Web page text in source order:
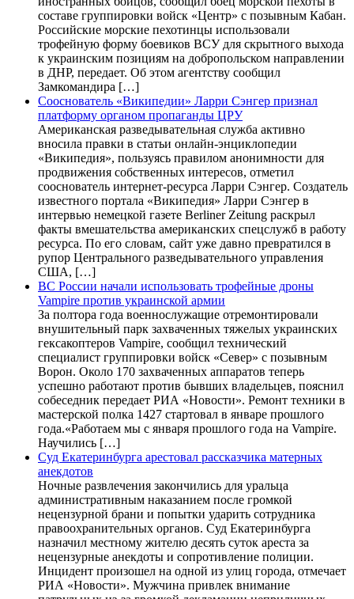
составе группировки войск «Центр» с позывным Кабан.
Российские морские пехотинцы использовали
трофейную форму боевиков ВСУ для скрытного выхода
к украинским позициям на добропольском направлении
в ДНР, передает. Об этом агентству сообщил
Замкомандира […]
Сооснователь «Википедии» Ларри Сэнгер признал
платформу органом пропаганды ЦРУ
Американская разведывательная служба активно
вносила правки в статьи онлайн-энциклопедии
«Википедия», пользуясь правилом анонимности для
продвижения собственных интересов, отметил
сооснователь интернет-ресурса Ларри Сэнгер. Создатель
известного портала «Википедия» Ларри Сэнгер в
интервью немецкой газете Berliner Zeitung раскрыл
факты вмешательства американских спецслужб в работу
ресурса. По его словам, сайт уже давно превратился в
рупор Центрального разведывательного управления
США, […]
ВС России начали использовать трофейные дроны
Vampire против украинской армии
За полтора года военнослужащие отремонтировали
внушительный парк захваченных тяжелых украинских
гексакоптеров Vampire, сообщил технический
специалист группировки войск «Север» с позывным
Ворон. Около 170 захваченных аппаратов теперь
успешно работают против бывших владельцев, пояснил
собеседник передает РИА «Новости». Ремонт техники в
мастерской полка 1427 стартовал в январе прошлого
года.«Работаем мы с января прошлого года на Vampire.
Научились […]
Суд Екатеринбурга арестовал рассказчика матерных
анекдотов
Ночные развлечения закончились для уральца
административным наказанием после громкой
нецензурной брани и попытки ударить сотрудника
правоохранительных органов. Суд Екатеринбурга
назначил местному жителю десять суток ареста за
нецензурные анекдоты и сопротивление полиции.
Инцидент произошел на одной из улиц города, отмечает
РИА «Новости». Мужчина привлек внимание